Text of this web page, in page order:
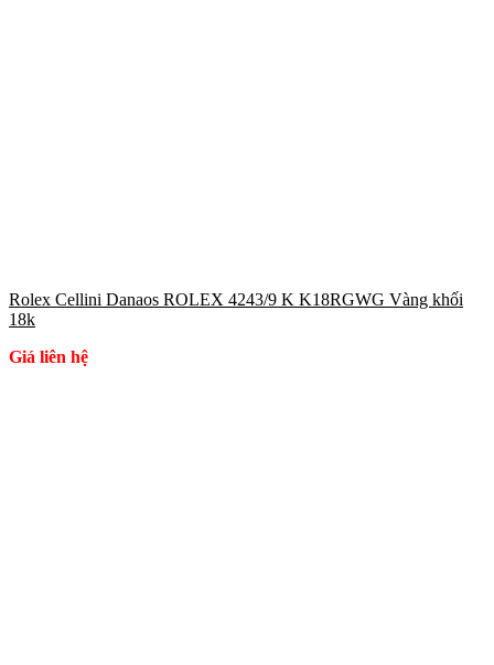
Rolex Cellini Danaos ROLEX 4243/9 K K18RGWG Vàng khối
18k
Giá liên hệ